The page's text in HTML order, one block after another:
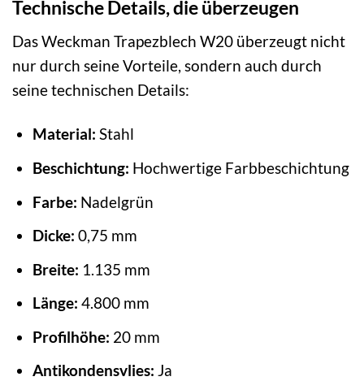
Technische Details, die überzeugen
Das Weckman Trapezblech W20 überzeugt nicht
nur durch seine Vorteile, sondern auch durch
seine technischen Details:
Material: Stahl
Beschichtung: Hochwertige Farbbeschichtung
Farbe: Nadelgrün
Dicke: 0,75 mm
Breite: 1.135 mm
Länge: 4.800 mm
Profilhöhe: 20 mm
Antikondensvlies: Ja